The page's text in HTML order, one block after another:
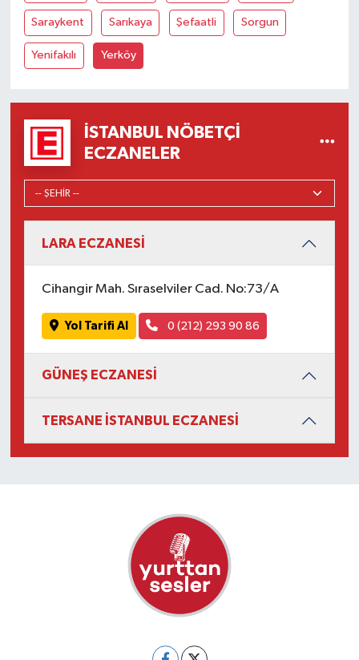
Saraykent Sarıkaya Şefaatli Sorgun
Yenifakılı Yerköy
İSTANBUL NÖBETÇI
ECZANELER
LARA ECZANESİ
Cihangir Mah. Sıraselviler Cad. No:73/A
Yol Tarifi Al 0 (212) 293 90 86
GÜNEŞ ECZANESİ
TERSANE İSTANBUL ECZANESİ